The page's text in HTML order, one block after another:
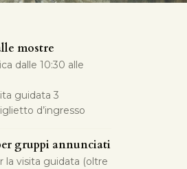
mostre
dalle 10:30 alle
guidata 3
d’ingresso
gruppi annunciati
la visita guidata (oltre